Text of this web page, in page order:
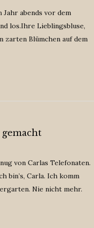
Jahr abends vor dem
los.Ihre Lieblingsbluse,
zarten Blümchen auf dem
gemacht
von Carlas Telefonaten.
bin’s, Carla. Ich komm
Nie nicht mehr.